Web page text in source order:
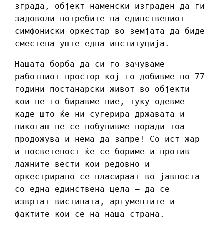
зграда, објект наменски изграден да ги
задоволи потребите на единствениот
симфониски оркестар во земјата да биде
сместена уште една институција.
Нашата борба да си го зачуваме
работниот простор кој го добивме по 77
години постанарски живот во објекти
кои не го биравме ние, туку одевме
каде што ќе ни сугерира државата и
никогаш не се побунивме поради тоа –
продожува и нема да запре! Со ист жар
и посветеност ќе се бориме и против
лажните вести кои редовно и
оркестрирано се пласираат во јавноста
со една единствена цела – да се
извртат вистината, аргументите и
фактите кои се на наша страна.